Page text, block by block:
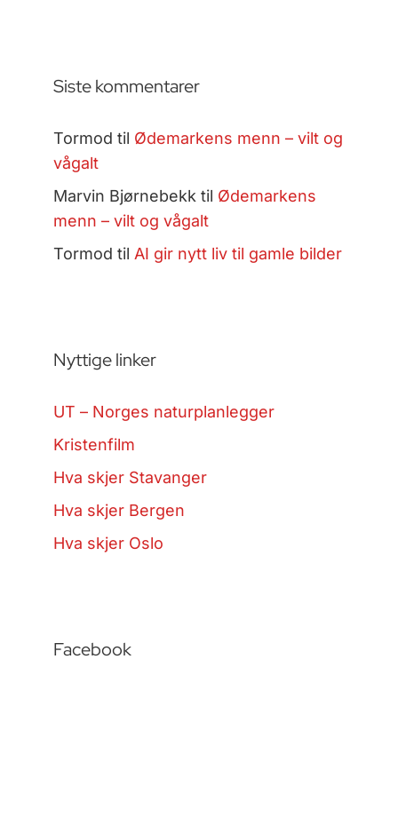
Siste kommentarer
Tormod til Ødemarkens menn – vilt og
vågalt
Marvin Bjørnebekktil Ødemarkens
menn – vilt og vågalt
Tormod til AI gir nytt liv til gamle bilder
Nyttige linker
UT – Norges naturplanlegger
Kristenfilm
Hva skjer Stavanger
Hva skjer Bergen
Hva skjer Oslo
Facebook